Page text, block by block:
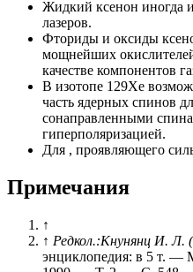
Жидкий ксенон иногда
лазеров.
Фториды и оксиды
мощнейших
качестве компонентов
В изотопе 129Xe
часть ядерных спинов
сонаправленными
гиперполяризацией.
Для , проявляющего
Примечания
↑
↑ Редкол.:Кнунянц И. Л.
энциклопедия: в 5 т. —